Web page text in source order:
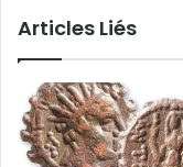
Articles Liés